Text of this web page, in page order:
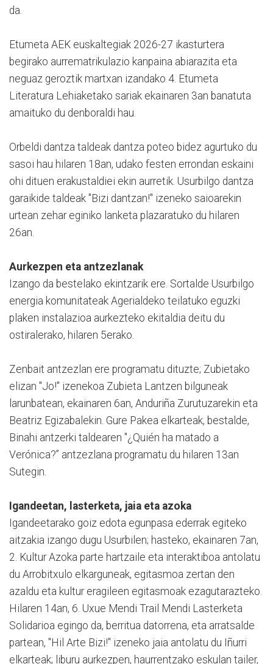
da.
Etumeta AEK euskaltegiak 2026-27 ikasturtera
begirako aurrematrikulazio kanpaina abiarazita eta
neguaz geroztik martxan izandako 4. Etumeta
Literatura Lehiaketako sariak ekainaren 3an banatuta
amaituko du denboraldi hau.
Orbeldi dantza taldeak dantza poteo bidez agurtuko du
sasoi hau hilaren 18an, udako festen errondan eskaini
ohi dituen erakustaldiei ekin aurretik. Usurbilgo dantza
garaikide taldeak "Bizi dantzan!" izeneko saioarekin
urtean zehar eginiko lanketa plazaratuko du hilaren
26an.
Aurkezpen eta antzezlanak
Izango da bestelako ekintzarik ere. Sortalde Usurbilgo
energia komunitateak Agerialdeko teilatuko eguzki
plaken instalazioa aurkezteko ekitaldia deitu du
ostiralerako, hilaren 5erako.
Zenbait antzezlan ere programatu dituzte; Zubietako
elizan "Jo!" izenekoa Zubieta Lantzen bilguneak
larunbatean, ekainaren 6an, Anduriña Zurutuzarekin eta
Beatriz Egizabalekin. Gure Pakea elkarteak, bestalde,
Binahi antzerki taldearen "¿Quién ha matado a
Verónica?” antzezlana programatu du hilaren 13an
Sutegin.
Igandeetan, lasterketa, jaia eta azoka
Igandeetarako goiz edota egunpasa ederrak egiteko
aitzakia izango dugu Usurbilen; hasteko, ekainaren 7an,
2. Kultur Azoka parte hartzaile eta interaktiboa antolatu
du Arrobitxulo elkarguneak, egitasmoa zertan den
azaldu eta kultur eragileen egitasmoak ezagutarazteko.
Hilaren 14an, 6. Uxue Mendi Trail Mendi Lasterketa
Solidarioa egingo da, berritua datorrena, eta arratsalde
partean, "Hil Arte Bizi!" izeneko jaia antolatu du Iñurri
elkarteak; liburu aurkezpen, haurrentzako eskulan tailer,